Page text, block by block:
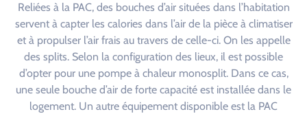
Reliées à la PAC, des bouches d’air situées dans l’habitation
servent à capter les calories dans l’air de la pièce à climatiser
et à propulser l’air frais au travers de celle-ci. On les appelle
des splits. Selon la configuration des lieux, il est possible
d’opter pour une pompe à chaleur monosplit. Dans ce cas,
une seule bouche d’air de forte capacité est installée dans le
logement. Un autre équipement disponible est la PAC